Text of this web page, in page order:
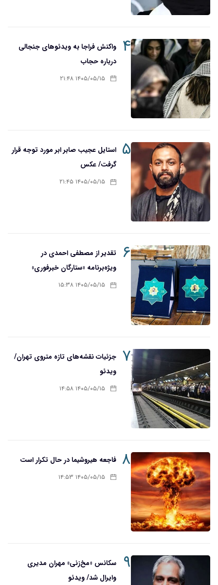
۴
واکنش فراجا به ویدئوهای جنجالی
درباره حجاب
۱۴۰۵/۰۵/۱۵ ۲۱:۴۸
۵ استایل عجیب صابر ابر مورد توجه قرار
گرفت/ عکس
۱۴۰۵/۰۵/۱۵ ۲۱:۴۵
۶
تقدیر از مصطفی احمدی در
ویژه‌برنامه «ستارگان خبرفوری»
۱۴۰۵/۰۵/۱۵ ۱۵:۳۸
۷ جزئیات نقشه‌های تازه متروی تهران/
ویدئو
۱۴۰۵/۰۵/۱۵ ۱۴:۵۸
۸ فاجعه هیروشیما در حال تکرار است
۱۴۰۵/۰۵/۱۵ ۱۴:۵۳
۹
سکانس «مخ‌زنی» مهران مدیری
وایرال شد/ ویدئو